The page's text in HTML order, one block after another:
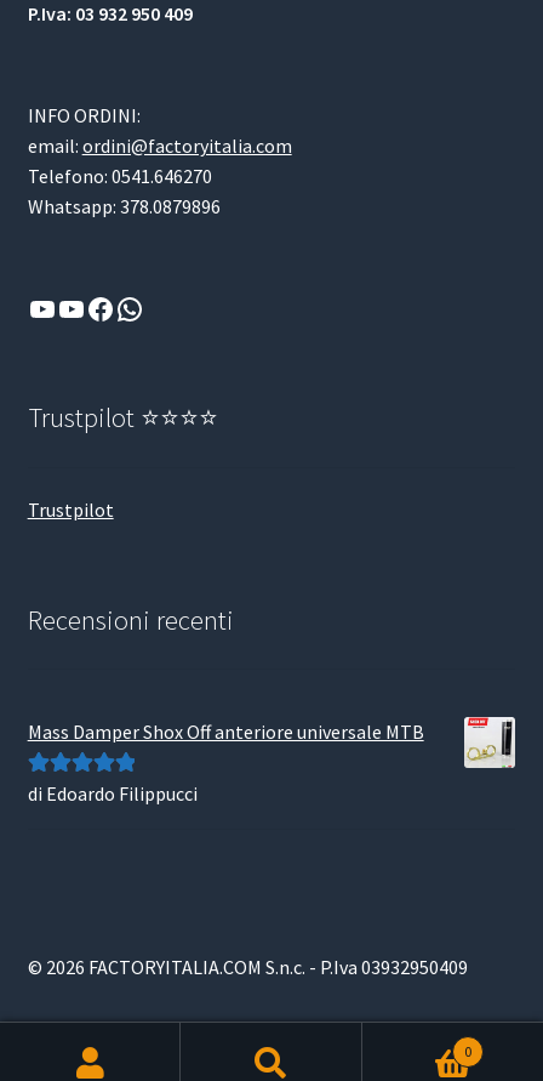
P.Iva: 03 932 950 409
INFO ORDINI:
email: ordini@factoryitalia.com
Telefono: 0541.646270
Whatsapp: 378.0879896
YouTube
YouTube
Facebook
WhatsApp
Trustpilot ⭐⭐⭐⭐
Trustpilot
Recensioni recenti
Mass Damper Shox Off anteriore universale MTB
Valutato5su
di Edoardo Filippucci
© 2026 FACTORYITALIA.COM S.n.c. - P.Iva 03932950409
0